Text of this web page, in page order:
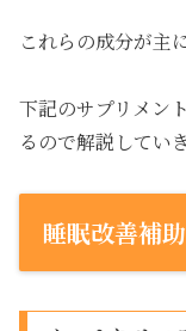
これらの成分が主
下記のサプリメン
るので解説してい
睡眠改善補